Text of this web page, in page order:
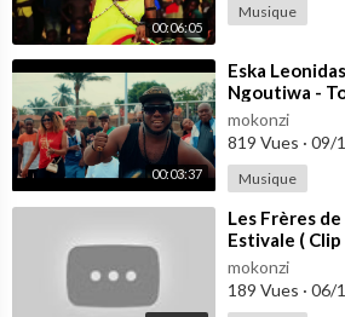
Take money
Dream money
Eat money
Only Cash money eh eh
I'm in love oooooh mami
A mvènè ni na ya ti lo
Moi je l'aime ooooh mami
00:06:05
Musique
00:03:37
⁣Eska
Ngoutiwa -
mokonzi
819 Vues · 09/
Musique
⁣Les Frères
Estivale (
mokonzi
189 Vues · 06/